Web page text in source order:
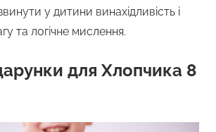
у дитини винахідливість і
та логічне мислення.
для Хлопчика 8